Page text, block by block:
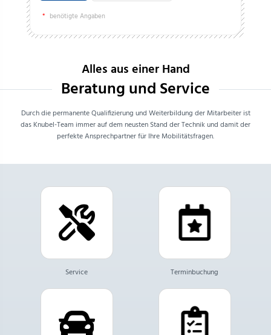
* benötigte Angaben
Alles aus einer Hand
Beratung und Service
Durch die permanente Qualifizierung und Weiterbildung der Mitarbeiter ist
das Knubel-Team immer auf dem neusten Stand der Technik und damit der
perfekte Ansprechpartner für Ihre Mobilitätsfragen.
Service Terminbuchung